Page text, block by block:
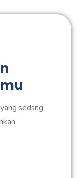
sedang